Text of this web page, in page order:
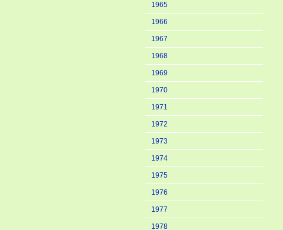
1965
1966
1967
1968
1969
1970
1971
1972
1973
1974
1975
1976
1977
1978